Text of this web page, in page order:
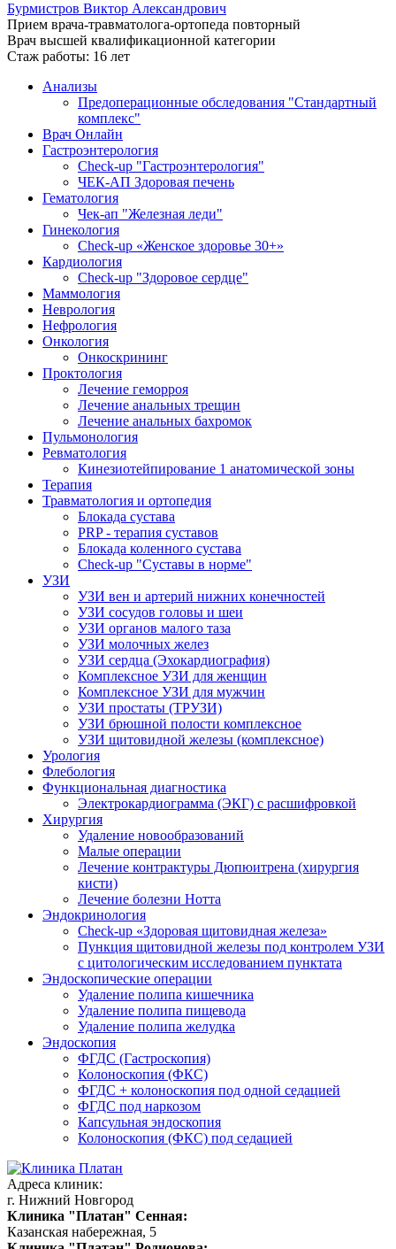
Бурмистров Виктор Александрович
Прием врача-травматолога-ортопеда повторный
Врач высшей квалификационной категории
Стаж работы: 16 лет
Анализы
Предоперационные обследования "Стандартный
комплекс"
Врач Онлайн
Гастроэнтерология
Check-up "Гастроэнтерология"
ЧЕК-АП Здоровая печень
Гематология
Чек-ап "Железная леди"
Гинекология
Check-up «Женское здоровье 30+»
Кардиология
Check-up "Здоровое сердце"
Маммология
Неврология
Нефрология
Онкология
Онкоскрининг
Проктология
Лечение геморроя
Лечение анальных трещин
Лечение анальных бахромок
Пульмонология
Ревматология
Кинезиотейпирование 1 анатомической зоны
Терапия
Травматология и ортопедия
Блокада сустава
PRP - терапия суставов
Блокада коленного сустава
Check-up "Суставы в норме"
УЗИ
УЗИ вен и артерий нижних конечностей
УЗИ сосудов головы и шеи
УЗИ органов малого таза
УЗИ молочных желез
УЗИ сердца (Эхокардиография)
Комплексное УЗИ для женщин
Комплексное УЗИ для мужчин
УЗИ простаты (ТРУЗИ)
УЗИ брюшной полости комплексное
УЗИ щитовидной железы (комплексное)
Урология
Флебология
Функциональная диагностика
Электрокардиограмма (ЭКГ) с расшифровкой
Хирургия
Удаление новообразований
Малые операции
Лечение контрактуры Дюпюитрена (хирургия
кисти)
Лечение болезни Нотта
Эндокринология
Check-up «Здоровая щитовидная железа»
Пункция щитовидной железы под контролем УЗИ
с цитологическим исследованием пунктата
Эндоскопические операции
Удаление полипа кишечника
Удаление полипа пищевода
Удаление полипа желудка
Эндоскопия
ФГДС (Гастроскопия)
Колоноскопия (ФКС)
ФГДС + колоноскопия под одной седацией
ФГДС под наркозом
Капсульная эндоскопия
Колоноскопия (ФКС) под седацией
Адреса клиник:
г. Нижний Новгород
Клиника "Платан" Сенная:
Казанская набережная, 5